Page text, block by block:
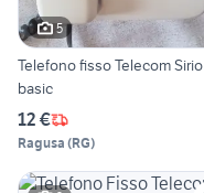
5
Telefono fisso Telecom Sirio
basic
12 €
Ragusa (RG)